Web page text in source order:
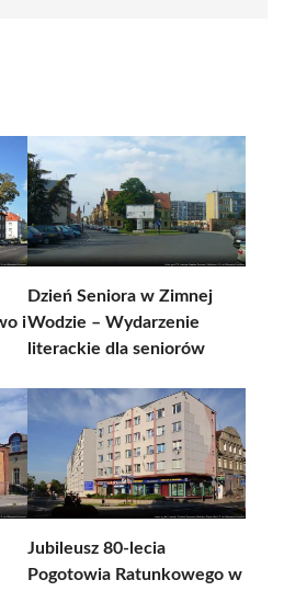
i
Dzień Seniora w Zimnej
Wodzie – Wydarzenie
literackie dla seniorów
Jubileusz 80-lecia
Pogotowia Ratunkowego w